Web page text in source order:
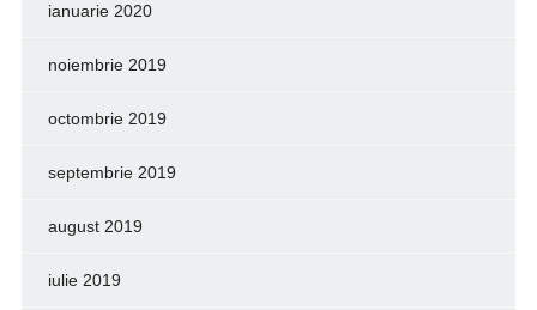
ianuarie 2020
noiembrie 2019
octombrie 2019
septembrie 2019
august 2019
iulie 2019